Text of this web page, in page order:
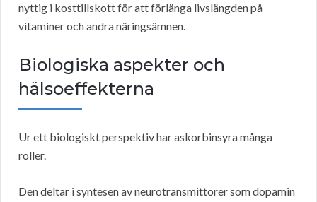
nyttig i kosttillskott för att förlänga livslängden på
vitaminer och andra näringsämnen.
Biologiska aspekter och
hälsoeffekterna
Ur ett biologiskt perspektiv har askorbinsyra många
roller.
Den deltar i syntesen av neurotransmittorer som dopamin